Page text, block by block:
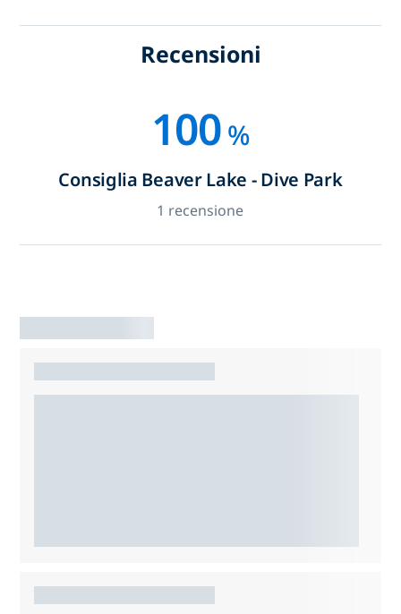
Recensioni
100%
Consiglia Beaver Lake - Dive Park
1 recensione